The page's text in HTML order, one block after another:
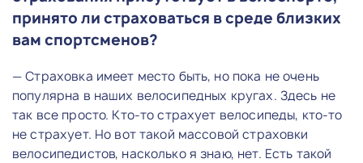
принято ли страховаться в среде близких
вам спортсменов?
— Страховка имеет место быть, но пока не очень
популярна в наших велосипедных кругах. Здесь не
так все просто. Кто-то страхует велосипеды, кто-то
не страхует. Но вот такой массовой страховки
велосипедистов, насколько я знаю, нет. Есть такой